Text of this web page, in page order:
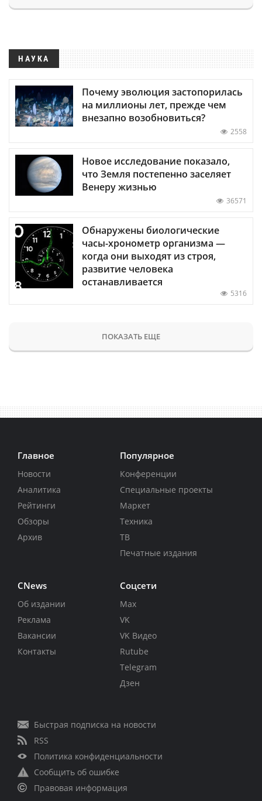
НАУКА
Почему эволюция застопорилась
на миллионы лет, прежде чем
внезапно возобновиться?
2558
Новое исследование показало,
что Земля постепенно заселяет
Венеру жизнью
36571
Обнаружены биологические
часы-хронометр организма —
когда они выходят из строя,
развитие человека
останавливается
5316
ПОКАЗАТЬ ЕЩЕ
Главное
Новости
Аналитика
Рейтинги
Обзоры
Архив
Популярное
Конференции
Специальные проекты
Маркет
Техника
ТВ
Печатные издания
CNews
Об издании
Реклама
Вакансии
Контакты
Соцсети
Max
VK
VK Видео
Rutube
Telegram
Дзен
Быстрая подписка на новости
RSS
Политика конфиденциальности
Сообщить об ошибке
Правовая информация